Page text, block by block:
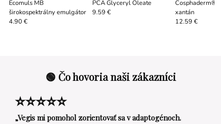
Ecomuls MB
širokospektrálny emulgátor
4.90 €
PCA Glyceryl Oleate
9.59 €
Cosphaderm®
xantán
12.59 €
🟢 Čo hovoria naši zákazníci
⭐⭐⭐⭐⭐
„Vegis mi pomohol zorientovať sa v adaptogénoch.